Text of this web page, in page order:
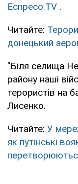
Еспресо.TV .
Читайте:
донецький
"Біля селища
району наші
терористів на
Лисенко.
Читайте: У
як путінські